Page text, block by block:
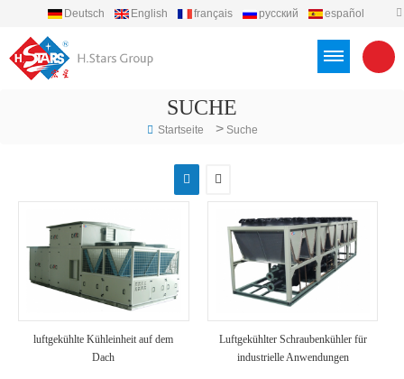
Deutsch English français русский
español
SUCHE
Startseite > Suche
luftgekühlte Kühleinheit auf dem
Dach
Luftgekühlter Schraubenkühler für
industrielle Anwendungen